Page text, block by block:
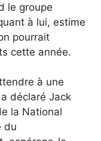
le groupe
à lui, estime
pourrait
cette année.
à une
déclaré Jack
la National
du